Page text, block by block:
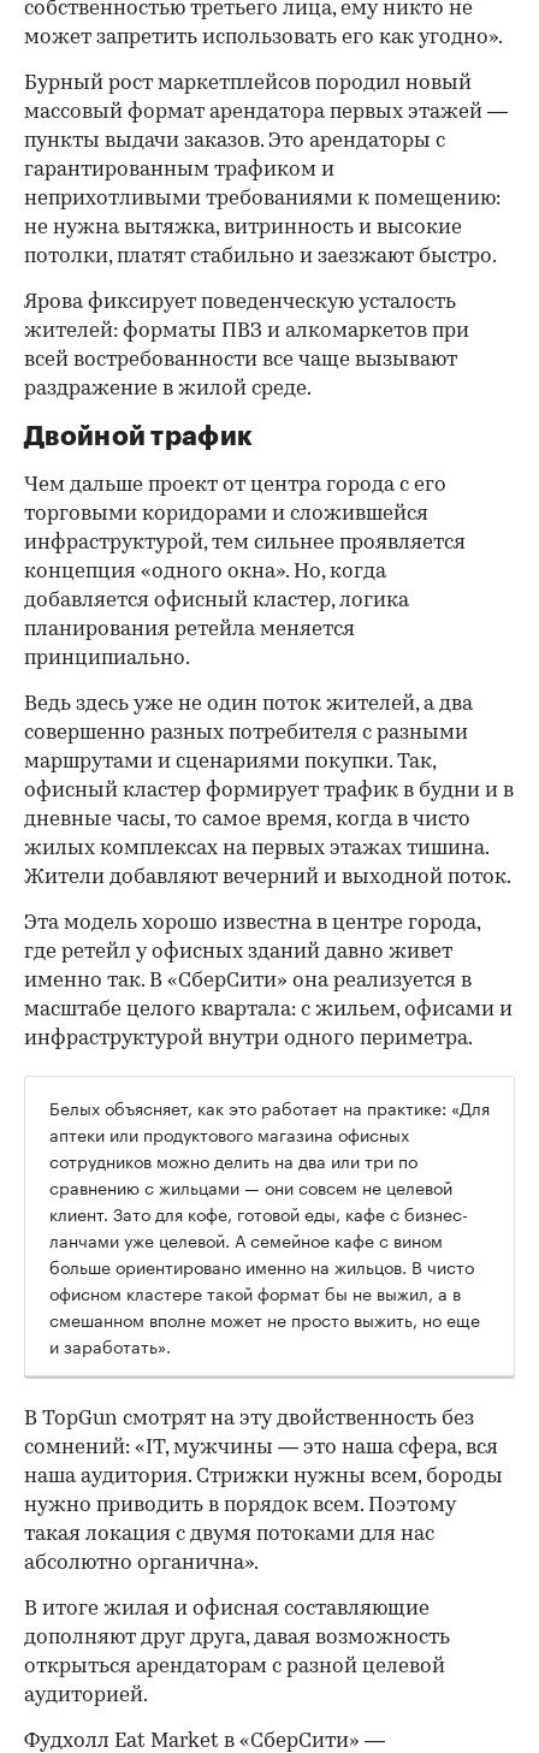
собственностью третьего лица, ему никто не
может запретить использовать его как угодно».
Бурный рост маркетплейсов породил новый
массовый формат арендатора первых этажей —
пункты выдачи заказов. Это арендаторы с
гарантированным трафиком и
неприхотливыми требованиями к помещению:
не нужна вытяжка, витринность и высокие
потолки, платят стабильно и заезжают быстро.
Ярова фиксирует поведенческую усталость
жителей: форматы ПВЗ и алкомаркетов при
всей востребованности все чаще вызывают
раздражение в жилой среде.
Двойной трафик
Чем дальше проект от центра города с его
торговыми коридорами и сложившейся
инфраструктурой, тем сильнее проявляется
концепция «одного окна». Но, когда
добавляется офисный кластер, логика
планирования ретейла меняется
принципиально.
Ведь здесь уже не один поток жителей, а два
совершенно разных потребителя с разными
маршрутами и сценариями покупки. Так,
офисный кластер формирует трафик в будни и в
дневные часы, то самое время, когда в чисто
жилых комплексах на первых этажах тишина.
Жители добавляют вечерний и выходной поток.
Эта модель хорошо известна в центре города,
где ретейл у офисных зданий давно живет
именно так. В «СберСити» она реализуется в
масштабе целого квартала: с жильем, офисами и
инфраструктурой внутри одного периметра.
Белых объясняет, как это работает на практике: «Для
аптеки или продуктового магазина офисных
сотрудников можно делить на два или три по
сравнению с жильцами — они совсем не целевой
клиент. Зато для кофе, готовой еды, кафе с бизнес-
ланчами уже целевой. А семейное кафе с вином
больше ориентировано именно на жильцов. В чисто
офисном кластере такой формат бы не выжил, а в
смешанном вполне может не просто выжить, но еще
и заработать».
В TopGun смотрят на эту двойственность без
сомнений: «IT, мужчины — это наша сфера, вся
наша аудитория. Стрижки нужны всем, бороды
нужно приводить в порядок всем. Поэтому
такая локация с двумя потоками для нас
абсолютно органична».
В итоге жилая и офисная составляющие
дополняют друг друга, давая возможность
открыться арендаторам с разной целевой
аудиторией.
Фудхолл Eat Market в «СберСити» —